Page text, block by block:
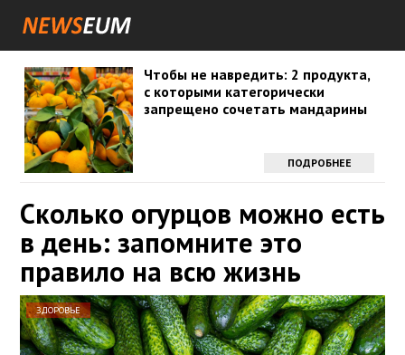
Чтобы не навредить: 2 продукта,
с которыми категорически
запрещено сочетать мандарины
ПОДРОБНЕЕ
Сколько огурцов можно есть
в день: запомните это
правило на всю жизнь
ЗДОРОВЬЕ